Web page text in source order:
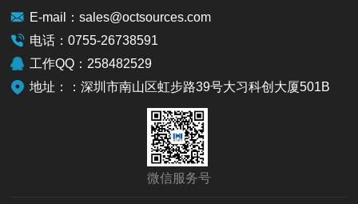
E-mail：sales@octsources.com
电话：0755-26738591
工作QQ：258482529
地址：：深圳市南山区虹步路39号大习科创大厦501B
微信服务号